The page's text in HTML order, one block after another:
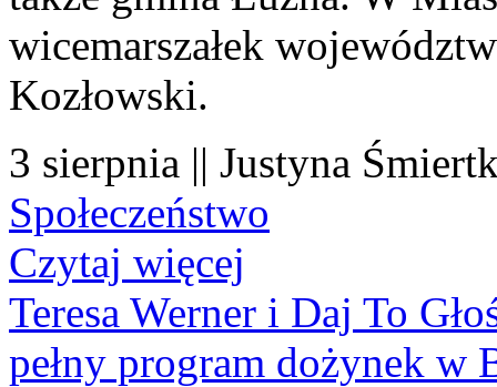
wicemarszałek
Kozłowski.
3 sierpnia || Justyna
Społeczeństwo
Czytaj więcej
Teresa Werner i Daj To
pełny program dożynek w